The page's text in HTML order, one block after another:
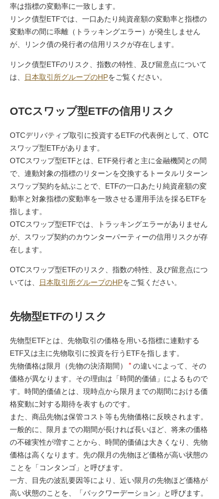
率は指標の変動率に一致します。
リンク債型ETFでは、一口あたり純資産額の変動率と指標の
変動率の間に乖離（トラッキングエラー）が発生しません
が、リンク債の発行者の信用リスクが存在します。
リンク債型ETFのリスク、指数の特性、及び留意点について
は、
日本取引所グループのHPをご覧ください。
OTCスワップ型ETFの信用リスク
OTCデリバティブ取引に投資するETFの代表例として、OTC
スワップ型ETFがあります。
OTCスワップ型ETFとは、ETF発行者と主に金融機関との間
で、連動対象の指標のリターンを交換するトータルリターン
スワップ契約を結ぶことで、ETFの一口あたり純資産額の変
動率と対象指標の変動率を一致させる運用手法を採るETFを
指します。
OTCスワップ型ETFでは、トラッキングエラーがありません
が、スワップ契約のカウンターパーティーの信用リスクが存
在します。
OTCスワップ型ETFのリスク、指数の特性、及び留意点につ
いては、
日本取引所グループのHPをご覧ください。
先物型ETFのリスク
先物型ETFとは、先物取引の価格を用いる指標に連動する
ETF又は主に先物取引に投資を行うETFを指します。
先物価格は限月（先物の決済期間）
＊ の違いによって、その
価格が異なります。その理由は「時間的価値」によるもので
す。時間的価値とは、現時点から限月までの期間における価
格変動に対する期待を表すものです。
また、商品先物は保管コスト等も先物価格に反映されます。
一般的に、限月までの期間が長ければ長いほど、将来の価格
の不確実性が増すことから、時間的価値は大きくなり、先物
価格は高くなります。先の限月の先物ほど価格が高い状態の
ことを「コンタンゴ」と呼びます。
一方、目先の波乱要因等により、近い限月の先物ほど価格が
高い状態のことを、「バックワーデーション」と呼びます。